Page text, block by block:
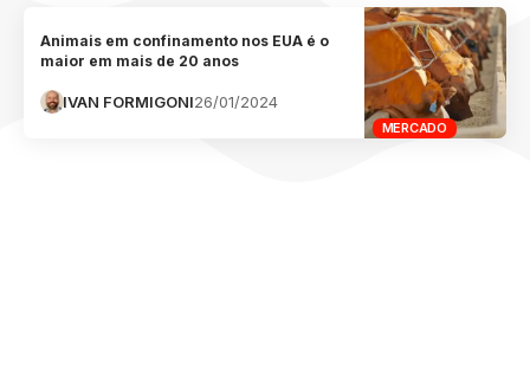
MERCADO
Animais em confinamento nos EUA é o
maior em mais de 20 anos
IVAN FORMIGONI26/01/2024